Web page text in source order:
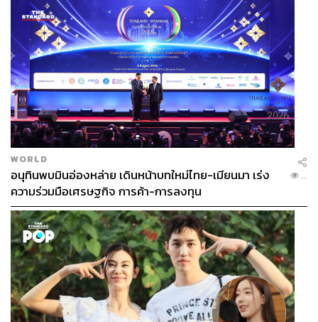
WORLD
อนุทินพบมินอ่องหล่าย เดินหน้าบทใหม่ไทย-เมียนมา เร่ง
ความร่วมมือเศรษฐกิจ การค้า-การลงทุน
...